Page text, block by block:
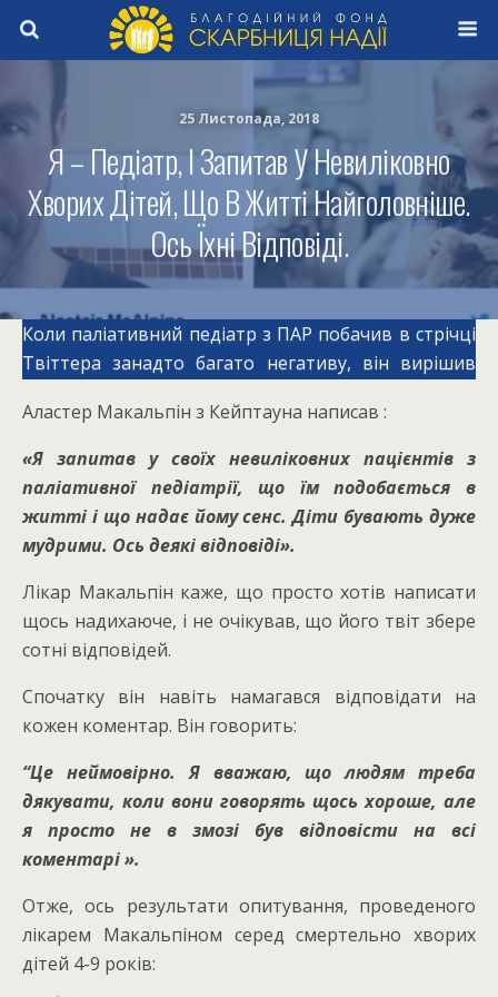
25 Листопада, 2018
Я – Педіатр, І Запитав У Невиліковно
Хворих Дітей, Що В Житті Найголовніше.
Ось Їхні Відповіді.
Коли паліативний педіатр з ПАР побачив в стрічці
Твіттера занадто багато негативу, він вирішив
смертельно хворих дітей зі своєї лікарні.
Аластер Макальпін з Кейптауна написав :
«Я запитав у своїх невиліковних пацієнтів з
паліативної педіатрії, що їм подобається в
житті і що надає йому сенс. Діти бувають дуже
мудрими. Ось деякі відповіді».
Лікар Макальпін каже, що просто хотів написати
щось надихаюче, і не очікував, що його твіт збере
сотні відповідей.
Спочатку він навіть намагався відповідати на
кожен коментар. Він говорить:
“Це неймовірно.
Я вважаю, що людям треба
дякувати, коли вони говорять щось хороше, але
я просто не в змозі був відповісти на всі
коментарі ».
Отже, ось результати опитування, проведеного
лікарем Макальпіном серед смертельно хворих
дітей 4-9 років: